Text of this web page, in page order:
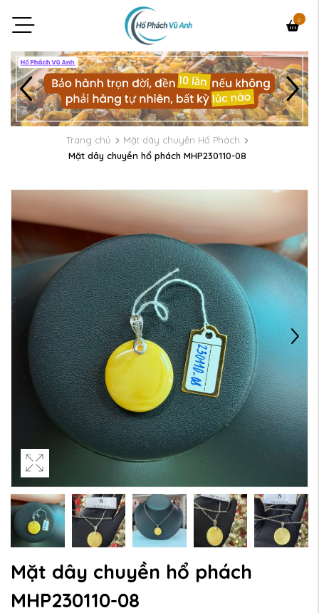
0
Trang chủ
Mặt dây chuyền Hổ Phách
Mặt dây chuyền hổ phách MHP230110-08
Mặt dây chuyền hổ phách
MHP230110-08